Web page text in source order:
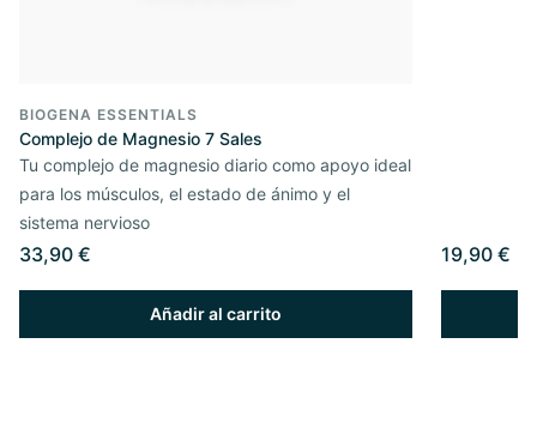
BIOGENA ESSENTIALS
Complejo de Magnesio 7 Sales
Tu complejo de magnesio diario como apoyo ideal
para los músculos, el estado de ánimo y el
sistema nervioso
33,90 €
Añadir al carrito
19,90 €